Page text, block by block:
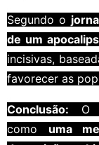
Segundo o
de um
incisivas,
favorecer as
Conclusão: O
como uma